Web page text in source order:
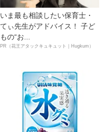
いま最も相談したい保育士・
てぃ先生がアドバイス！ 子ど
もの“お...
PR（花王アタックキュキュット｜Hugkum）